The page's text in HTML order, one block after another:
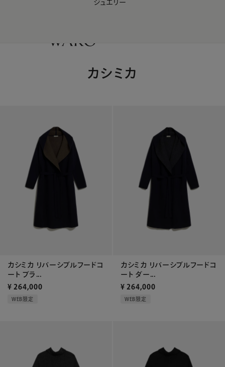
WAKO Membership Program連携はこちら
ジュエリー
カシミカ
カシミカ リバーシブルフードコ
ート ブラ...
¥ 264,000
WEB限定
カシミカ リバーシブルフードコ
ート ダー...
¥ 264,000
WEB限定